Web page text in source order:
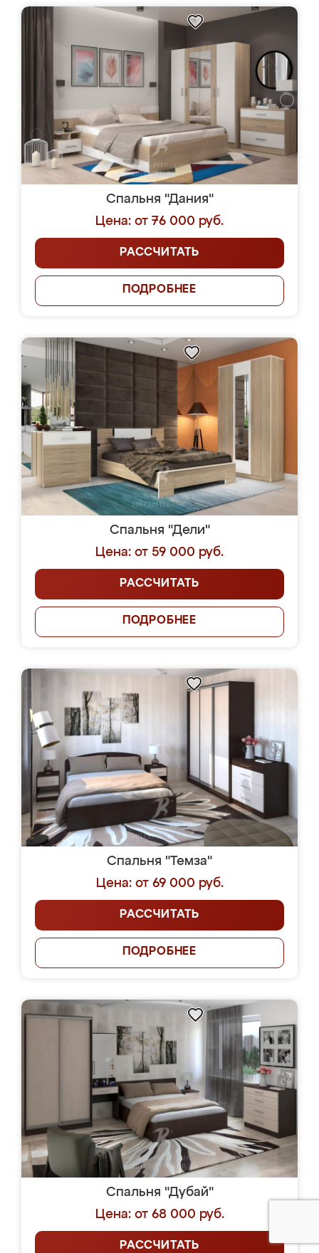
Спальня "Дания"
Цена: от 76 000 руб.
РАССЧИТАТЬ
ПОДРОБНЕЕ
Спальня "Дели"
Цена: от 59 000 руб.
РАССЧИТАТЬ
ПОДРОБНЕЕ
Спальня "Темза"
Цена: от 69 000 руб.
РАССЧИТАТЬ
ПОДРОБНЕЕ
Спальня "Дубай"
Цена: от 68 000 руб.
РАССЧИТАТЬ